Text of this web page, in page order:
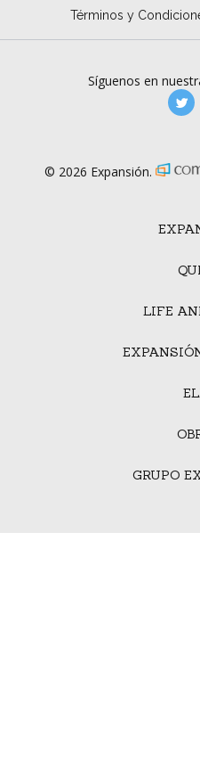
Términos y
LIFE
GRUPO
Síguenos en
© 2026 Expansión.